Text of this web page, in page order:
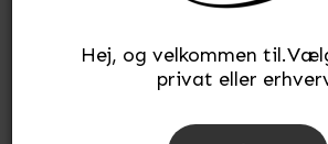
Hej, og velkommen
privat eller